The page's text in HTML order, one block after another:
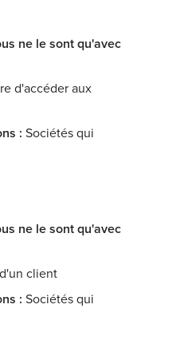
ne le sont qu'avec
d'accéder aux
: Sociétés qui
ne le sont qu'avec
client
: Sociétés qui